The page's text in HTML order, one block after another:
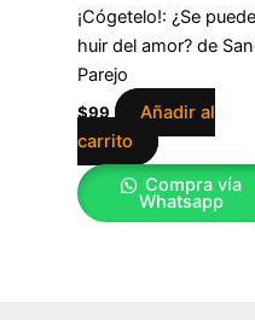
¡Cógetelo!: ¿Se puede
huir del amor? de
Parejo
$99
Añadir al
carrito
Compra vía
Whatsapp